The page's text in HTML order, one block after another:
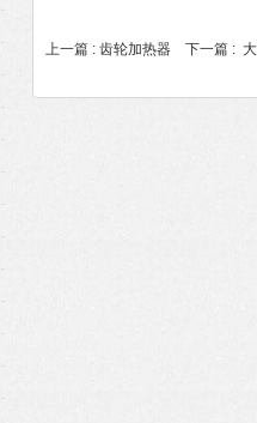
上一篇 : 齿轮加热器 下一篇 :